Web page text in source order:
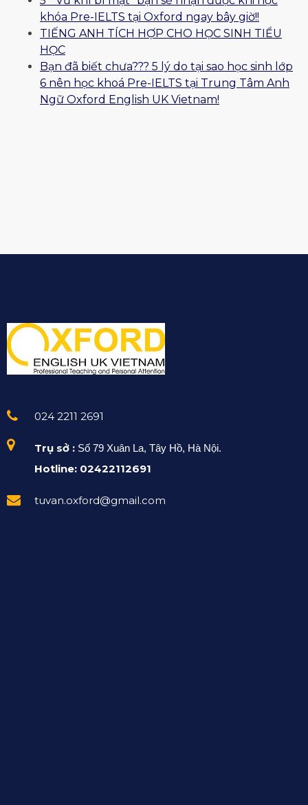
khóa Pre-IELTS tại Oxford ngay bây giờ!!
TIẾNG ANH TÍCH HỢP CHO HỌC SINH TIỂU
HỌC
Bạn đã biết chưa??? 5 lý do tại sao học sinh lớp
6 nên học khoá Pre-IELTS tại Trung Tâm Anh
Ngữ Oxford English UK Vietnam!
024 2211 2691
Trụ sở : Số 79 Xuân La, Tây Hồ, Hà Nội.
Hotline: 02422112691
tuvan.oxford@gmail.com